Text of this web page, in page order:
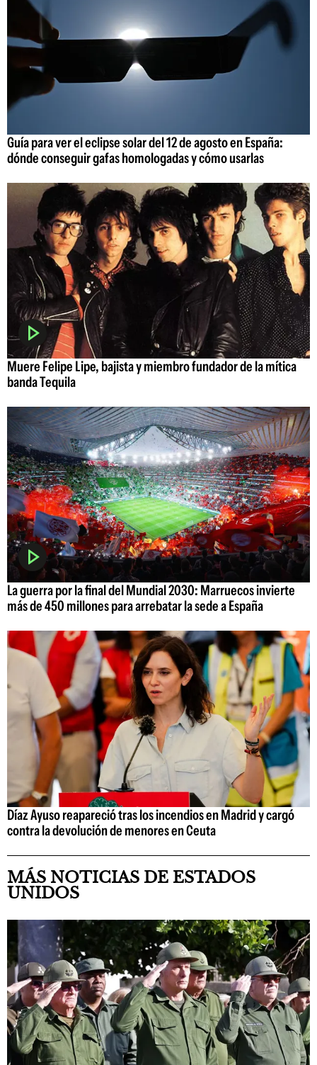
Guía para ver el eclipse solar del 12 de agosto en España:
dónde conseguir gafas homologadas y cómo usarlas
Muere Felipe Lipe, bajista y miembro fundador de la mítica
banda Tequila
La guerra por la final del Mundial 2030: Marruecos invierte
más de 450 millones para arrebatar la sede a España
Díaz Ayuso reapareció tras los incendios en Madrid y cargó
contra la devolución de menores en Ceuta
MÁS NOTICIAS DE ESTADOS
UNIDOS